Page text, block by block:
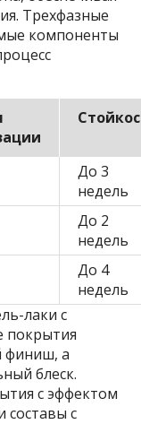
Трехфазные
компоненты
До 3
недель
До 2
недель
До 4
недель
лаки с
покрытия
финиш, а
блеск.
с эффектом
составы с